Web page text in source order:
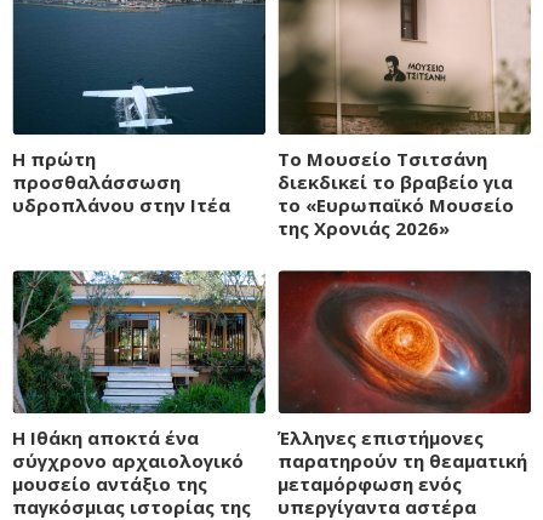
H πρώτη
προσθαλάσσωση
υδροπλάνου στην Ιτέα
Τo Μουσείο Τσιτσάνη
διεκδικεί το βραβείο για
το «Ευρωπαϊκό Μουσείο
της Χρονιάς 2026»
Η Ιθάκη αποκτά ένα
σύγχρονο αρχαιολογικό
μουσείο αντάξιο της
παγκόσμιας ιστορίας της
Έλληνες επιστήμονες
παρατηρούν τη θεαματική
μεταμόρφωση ενός
υπεργίγαντα αστέρα